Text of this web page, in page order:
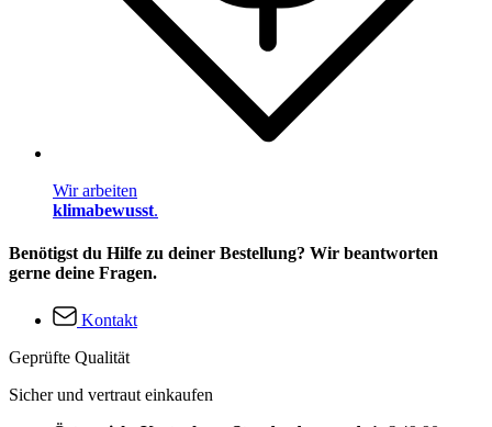
Wir arbeiten
klimabewusst.
Benötigst du Hilfe zu deiner Bestellung? Wir beantworten
gerne deine Fragen.
Kontakt
Geprüfte Qualität
Sicher und vertraut einkaufen